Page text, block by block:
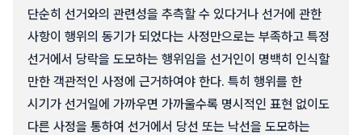
단순히 선거와의 관련성을 추측할 수 있다거나 선거에 관한
사항이 행위의 동기가 되었다는 사정만으로는 부족하고 특정
선거에서 당락을 도모하는 행위임을 선거인이 명백히 인식할
만한 객관적인 사정에 근거하여야 한다. 특히 행위를 한
시기가 선거일에 가까우면 가까울수록 명시적인 표현 없이도
다른 사정을 통하여 선거에서 당선 또는 낙선을 도모하는